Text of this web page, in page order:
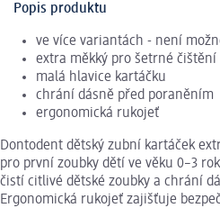
Popis produktu
ve více variantách - není
extra měkký pro šetrné čištění
malá hlavice kartáčku
chrání dásně před poraněním
ergonomická rukojeť
Dontodent dětský zubní kartáček
pro první zoubky dětí ve věku 0–3
čistí citlivé dětské zoubky a chrání
Ergonomická rukojeť zajišťuje